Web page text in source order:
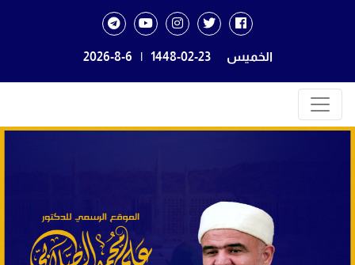
الخميس 1448-02-23
|
2026-8-6